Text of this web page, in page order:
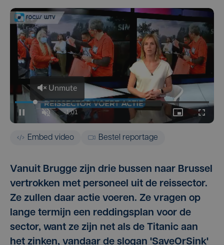
Embed video Bestel reportage
Vanuit Brugge zijn drie bussen naar Brussel
vertrokken met personeel uit de reissector.
Ze zullen daar actie voeren. Ze vragen op
lange termijn een reddingsplan voor de
sector, want ze zijn net als de Titanic aan
het zinken, vandaar de slogan 'SaveOrSink'